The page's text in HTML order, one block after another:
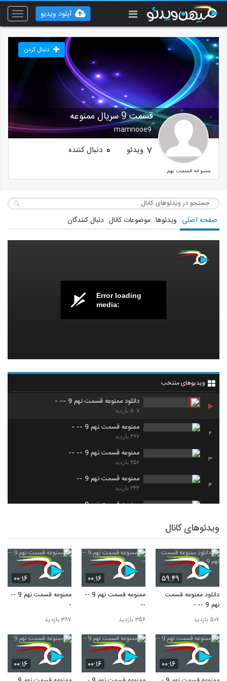
Toggle
آپلود ویدیو
قسمت 9 سریال ممنوعه
mamnooe9
دنبال کردن
7 ویدئو 0 دنبال کننده
ممنوعه قسمت نهم
صفحه اصلی ویدئوها موضوعات کانال دنبال کنندگان
Error loading
media:
ویدیوهای منتخب
دانلود ممنوعه قسمت نهم 9 -- -
۵۰۷ بازدید
2
ممنوعه قسمت نهم 9 -- -
۳۶۷ بازدید
3
ممنوعه قسمت نهم 9 -- --
۳۵۶ بازدید
4
ممنوعه قسمت نهم 9 --
۳۳۴ بازدید
ممنوعه قسمت نهم 9
6 سریال ممنوعه رایگان-
۲۹۸ بازدید
7
ممنوعه قسمت نهم 9 -
۲۹۷ بازدید
ویدئوهای کانال
۵۹:۴۹
دانلود ممنوعه قسمت
نهم 9 -- -
۵۰۷ بازدید
۰۰:۱۶
ممنوعه قسمت نهم 9 --
--
۳۵۶ بازدید
۰۰:۱۶
ممنوعه قسمت نهم 9 --
-
۳۶۷ بازدید
۰۰:۱۶ ۰۰:۱۶ ۰۰:۱۶